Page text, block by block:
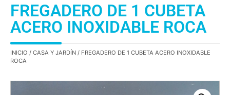
FREGADERO DE 1 CUBETA
ACERO INOXIDABLE ROCA
INICIO / CASA Y JARDÍN / FREGADERO DE 1 CUBETA ACERO INOXIDABLE
ROCA